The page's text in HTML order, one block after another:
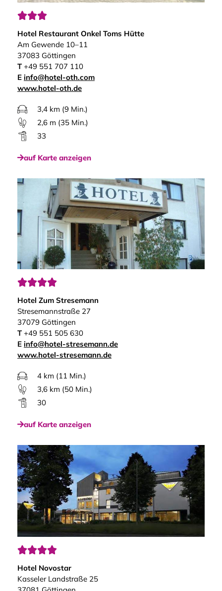

Hotel Restaurant Onkel Toms Hütte
Am Gewende 10–11
37083 Göttingen
T+49 551 707 110
E info@hotel-oth.com
www.hotel-oth.de
3,4 km (9 Min.)
2,6 m (35 Min.)
33
auf Karte anzeigen

Hotel Zum Stresemann
Stresemannstraße 27
37079 Göttingen
T+49 551 505 630
E info@hotel-stresemann.de
www.hotel-stresemann.de
4 km (11 Min.)
3,6 km (50 Min.)
30
auf Karte anzeigen

Hotel Novostar
Kasseler Landstraße 25